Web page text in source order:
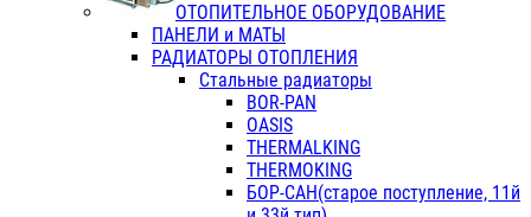
ОТОПИТЕЛЬНОЕ ОБОРУДОВАНИЕ
ПАНЕЛИ и МАТЫ
РАДИАТОРЫ ОТОПЛЕНИЯ
Стальные радиаторы
BOR-PAN
OASIS
THERMALKING
THERMOKING
БОР-САН(старое поступление, 11й